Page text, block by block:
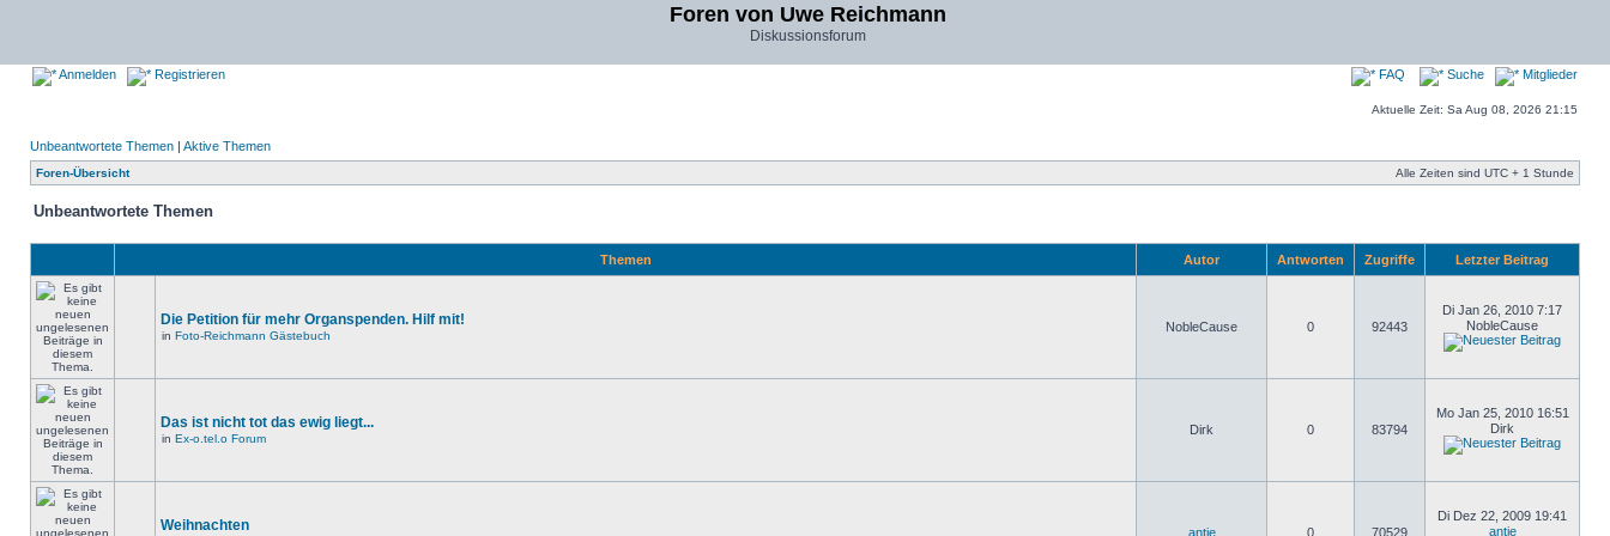
Foren von Uwe Reichmann
Diskussionsforum
Anmelden Registrieren FAQ Suche Mitglieder
Aktuelle Zeit: Sa Aug 08, 2026 21:15
Unbeantwortete Themen | Aktive Themen
Foren-Übersicht Alle Zeiten sind UTC + 1 Stunde
Unbeantwortete Themen
Themen Autor Antworten Zugriffe Letzter Beitrag
Die Petition für mehr Organspenden. Hilf mit!
in Foto-Reichmann Gästebuch
NobleCause 0 92443
Di Jan 26, 2010 7:17
NobleCause
Das ist nicht tot das ewig liegt...
in Ex-o.tel.o Forum
Dirk 0 83794
Mo Jan 25, 2010 16:51
Dirk
Weihnachten antje 0 70529
Di Dez 22, 2009 19:41
antje